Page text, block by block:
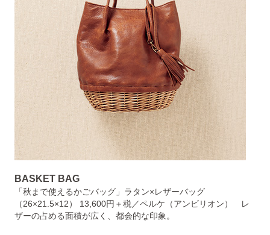
BASKET BAG
「秋まで使えるかごバッグ」ラタン×レザーバッグ
（26×21.5×12） 13,600円＋税／ペルケ（アンビリオン） レ
ザーの占める面積が広く、都会的な印象。